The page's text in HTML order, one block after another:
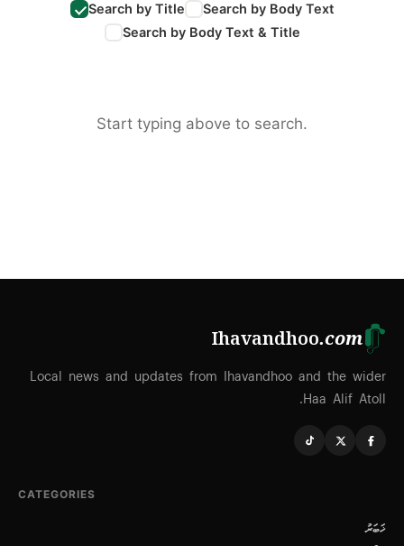
Search by Title
Search by Body Text
Search by Body Text & Title
Start typing above to search.
Ihavandhoo.com
Local news and updates from Ihavandhoo and the wider
Haa Alif Atoll.
CATEGORIES
ޚަބަރު